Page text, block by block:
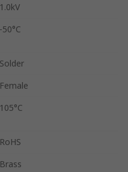
1.0kV
-50°C
Solder
Female
105°C
RoHS
Brass